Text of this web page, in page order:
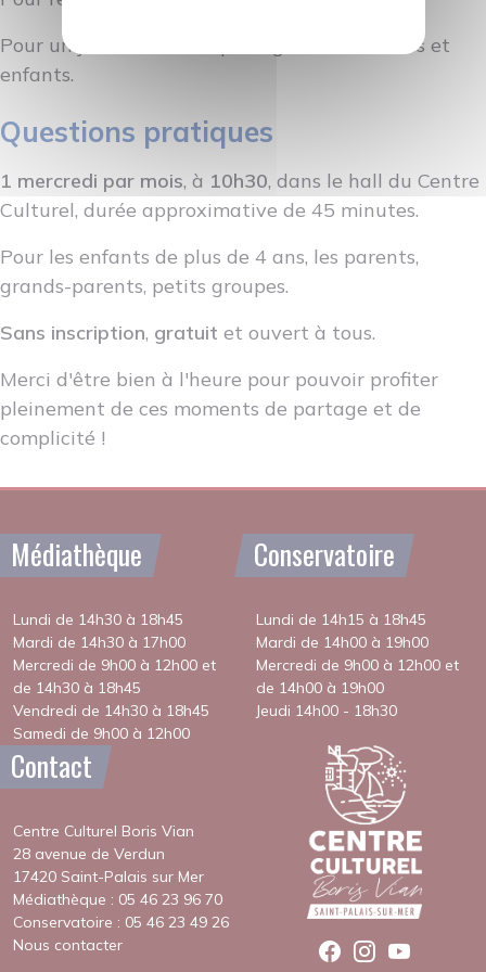
Pour un joli moment de partage entre adultes et
enfants.
Questions pratiques
1 mercredi par mois, à 10h30, dans le hall du Centre
Culturel, durée approximative de 45 minutes.
Pour les enfants de plus de 4 ans, les parents,
grands-parents, petits groupes.
Sans inscription, gratuit et ouvert à tous.
Merci d'être bien à l'heure pour pouvoir profiter
pleinement de ces moments de partage et de
complicité !
Médiathèque
Lundi de 14h30 à 18h45
Mardi de 14h30 à 17h00
Mercredi de 9h00 à 12h00 et
de 14h30 à 18h45
Vendredi de 14h30 à 18h45
Samedi de 9h00 à 12h00
Conservatoire
Lundi de 14h15 à 18h45
Mardi de 14h00 à 19h00
Mercredi de 9h00 à 12h00 et
de 14h00 à 19h00
Jeudi 14h00 - 18h30
Contact
Centre Culturel Boris Vian
28 avenue de Verdun
17420 Saint-Palais sur Mer
Médiathèque : 05 46 23 96 70
Conservatoire : 05 46 23 49 26
Nous contacter